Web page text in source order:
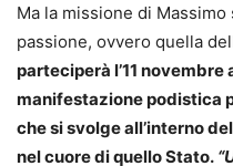
Ma la missione di Massimo
passione, ovvero quella
parteciperà l’11 novembre
manifestazione podistica
che si svolge all’interno
nel cuore di quello Stato.